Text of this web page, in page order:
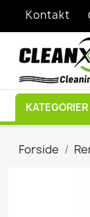
Kontakt
KATEGORIER
Forside